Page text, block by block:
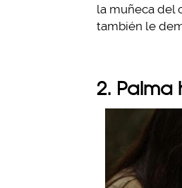
la muñeca del
también le
2.